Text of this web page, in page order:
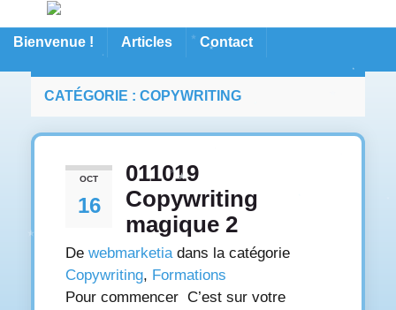
Bienvenue ! Articles Contact
CATÉGORIE : COPYWRITING
OCT
16
011019
Copywriting
magique 2
De webmarketiadans la catégorie
Copywriting, Formations
Pour commencer C’est sur votre